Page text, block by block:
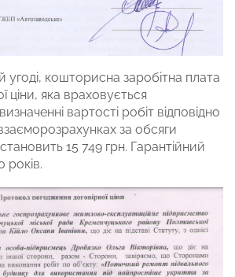
угоді, кошторисна заробітна плата
ціни, яка враховується
вартості робіт відповідно
за обсяги
15 749 грн. Гарантійний
років.